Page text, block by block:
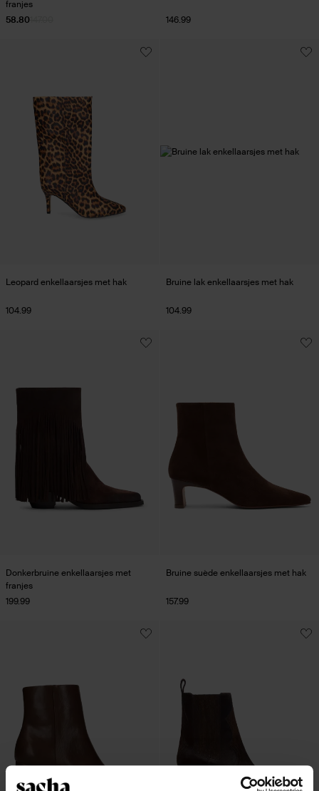
franjes
58.80 146.99
Leopard enkellaarsjes met hak
104.99
Bruine lak enkellaarsjes met hak
104.99
Donkerbruine enkellaarsjes met
franjes
199.99
Bruine suède enkellaarsjes met hak
157.99